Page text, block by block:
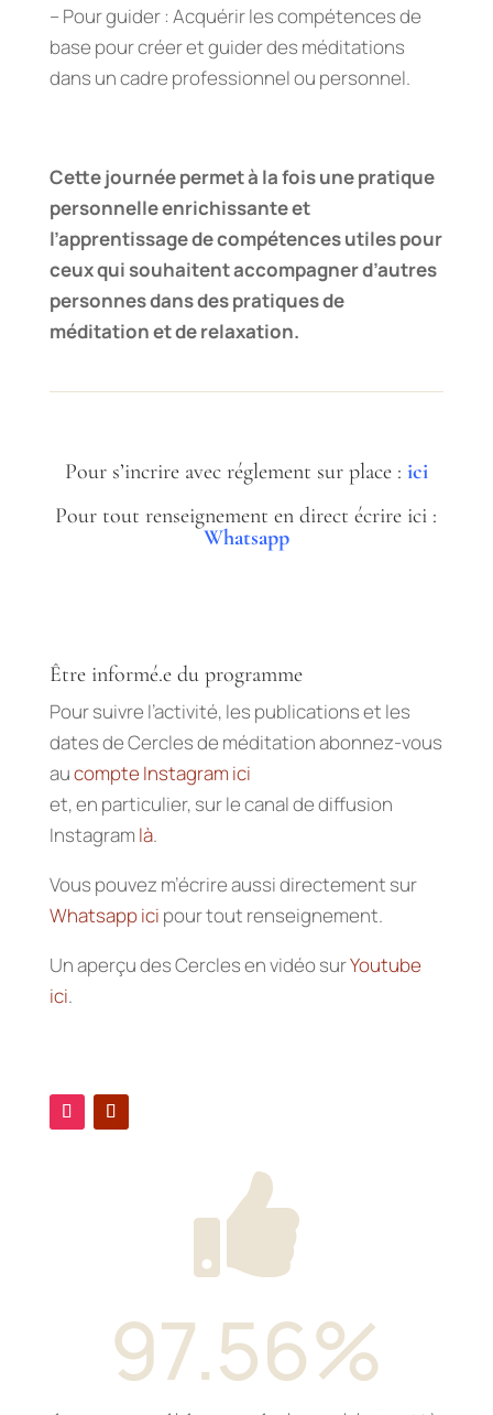
– Pour guider : Acquérir les compétences de
base pour créer et guider des méditations
dans un cadre professionnel ou personnel.
Cette journée permet à la fois une pratique
personnelle enrichissante et
l’apprentissage de compétences utiles pour
ceux qui souhaitent accompagner d’autres
personnes dans des pratiques de
méditation et de relaxation.
Pour s’incrire avec réglement sur place : ici
Pour tout renseignement en direct écrire ici :
Whatsapp
Être informé.e du programme
Pour suivre l’activité, les publications et les
dates de Cercles de méditation abonnez-vous
aucompte Instagram ici
et, en particulier, sur le canal de diffusion
Instagram là.
Vous pouvez m’écrire aussi directement sur
Whatsapp ici pour tout renseignement.
Un aperçu des Cercles en vidéo surYoutube
ici.

97.56%